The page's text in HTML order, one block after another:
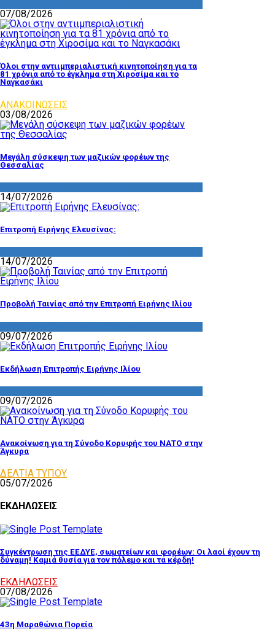
07/08/2026
Όλοι στην αντιιμπεριαλιστική κινητοποίηση για τα
81 χρόνια από το έγκλημα στη Χιροσίμα και το
Ναγκασάκι
ΑΝΑΚΟΙΝΩΣΕΙΣ
03/08/2026
Μεγάλη σύσκεψη των μαζικών φορέων της
Θεσσαλίας
14/07/2026
Επιτροπή Ειρήνης Ελευσίνας:
14/07/2026
Προβολή Ταινίας από την Επιτροπή Ειρήνης Ιλίου
09/07/2026
Εκδήλωση Επιτροπής Ειρήνης Ιλίου
09/07/2026
Ανακοίνωση για τη Σύνοδο Κορυφής του ΝΑΤΟ στην
Άγκυρα
ΔΕΛΤΙΑ ΤΥΠΟΥ
05/07/2026
ΕΚΔΗΛΩΣΕΙΣ
Συγκέντρωση της ΕΕΔΥΕ, σωματείων και φορέων: Οι λαοί έχουν τη
δύναμη! Καμιά θυσία για τον πόλεμο και τα κέρδη!
ΕΚΔΗΛΩΣΕΙΣ
07/08/2026
43η Μαραθώνια Πορεία